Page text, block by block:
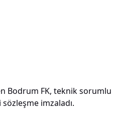
Bodrum FK, teknik sorumlu
sözleşme imzaladı.